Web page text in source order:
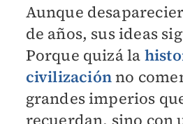
Aunque
de años, sus ideas
Porque quizá la
civilizaciónno
grandes imperios
recuerdan, sino con